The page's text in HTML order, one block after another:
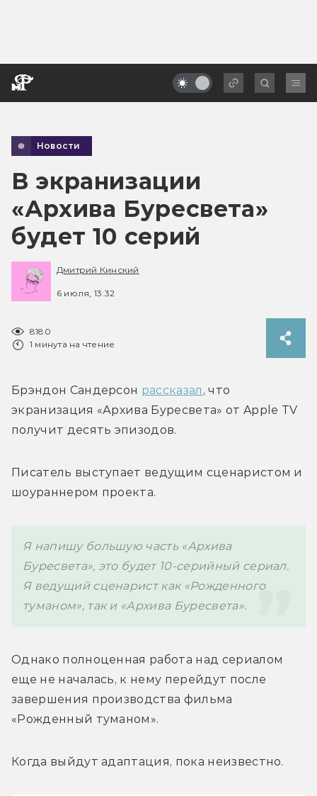
Новости
В экранизации
«Архива Буресвета»
будет 10 серий
Дмитрий Кинский
6 июля, 13:32
8180
1 минута на чтение
Брэндон Сандерсон рассказал , что
экранизация «Архива Буресвета» от Apple TV
получит десять эпизодов.
Писатель выступает ведущим сценаристом и
шоураннером проекта.
Я напишу большую часть «Архива
Буресвета», это будет 10-серийный сериал.
Я ведущий сценарист как «Рожденного
туманом», так и «Архива Буресвета».
Однако полноценная работа над сериалом
еще не началась, к нему перейдут после
завершения производства фильма
«Рожденный туманом».
Когда выйдут адаптация, пока неизвестно.